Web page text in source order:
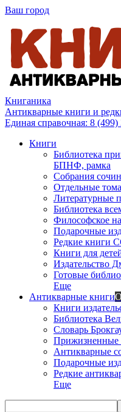
Ваш город
Книганика
Антикварные книги и
Единая справочная: 8 (499)
Книги
Библиотека
БПНФ, рамка
Собрания
Отдельные
Литературные
Библиотека
Философское
Подарочные
Редкие книги
Книги для
Издательство
Готовые
Еще
Антикварные книги
Книги
Библиотека
Словарь
Прижизненные
Антикварные
Подарочные
Редкие
Еще